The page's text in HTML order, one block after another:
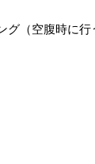
（空腹時に